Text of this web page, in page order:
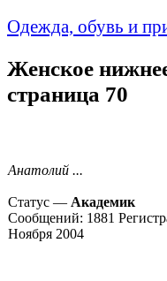
Одежда, обувь и
Женское
страница 70
Анатолий ...
Статус — Академик
Сообщений: 1881
Ноября 2004